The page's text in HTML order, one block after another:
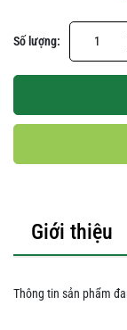
Số lượng:
Giới thiệu
Thông tin sản phẩm